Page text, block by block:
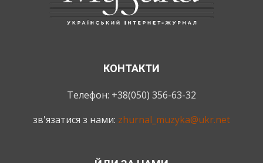
КОНТАКТИ
Телефон: +38(050) 356-63-32
зв'язатися з нами: zhurnal_muzyka@ukr.net